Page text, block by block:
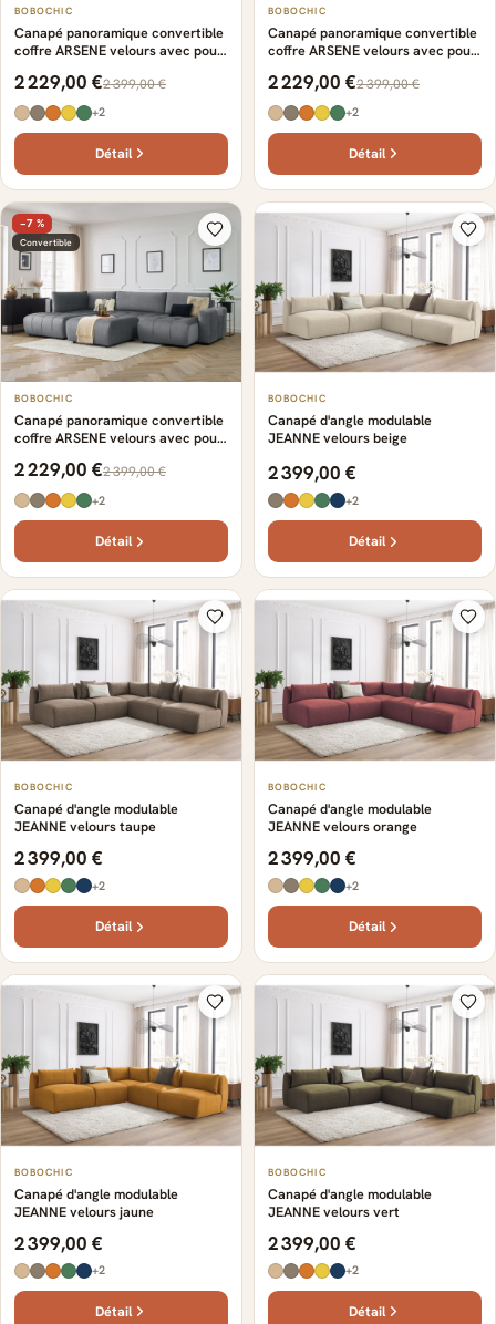
BOBOCHIC
Canapé panoramique convertible
coffre ARSENE velours avec pouf
2 229,00 €2 399,00 €
+2
Détail
BOBOCHIC
Canapé panoramique convertible
coffre ARSENE velours avec pouf
2 229,00 €2 399,00 €
+2
Détail
−7 %
Convertible
BOBOCHIC
Canapé panoramique convertible
coffre ARSENE velours avec pouf
2 229,00 €2 399,00 €
+2
Détail
BOBOCHIC
Canapé d'angle modulable
JEANNE velours beige
2 399,00 €
+2
Détail
BOBOCHIC
Canapé d'angle modulable
JEANNE velours taupe
2 399,00 €
+2
Détail
BOBOCHIC
Canapé d'angle modulable
JEANNE velours orange
2 399,00 €
+2
Détail
BOBOCHIC
Canapé d'angle modulable
JEANNE velours jaune
2 399,00 €
+2
Détail
BOBOCHIC
Canapé d'angle modulable
JEANNE velours vert
2 399,00 €
+2
Détail